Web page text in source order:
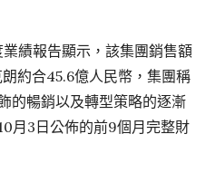
績報告顯示，該集團銷售額
約合45.6億人民幣，集團稱
的暢銷以及轉型策略的逐漸
月3日公佈的前9個月完整財